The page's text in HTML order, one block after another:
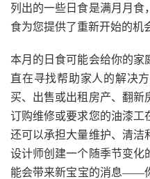
列出的一些日食是满月月食
食为您提供了重新开始的机
本月的日食可能会给你的家
直在寻找帮助家人的解决
买、出售或出租房产、翻新
订购维修或要求您的油漆工
还可以承担大量维护、清洁
设计师创建一个随季节变化
能会带来新宝宝的消息——